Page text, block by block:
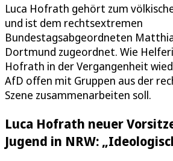
Luca Hofrath gehört zum
und ist dem rechtsextremen
Bundestagsabgeordneten
Dortmund zugeordnet. Wie
Hofrath in der Vergangenheit
AfD offen mit Gruppen aus der
Szene zusammenarbeiten soll.
Luca Hofrath neuer
Jugend in NRW: